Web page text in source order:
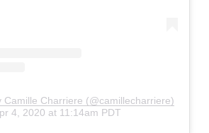
Camille Charriere (@camillecharriere)
4, 2020 at 11:14am PDT